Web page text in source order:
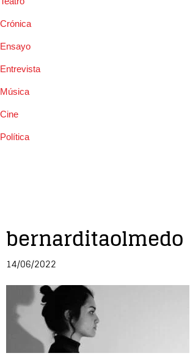
Crónica
Ensayo
Entrevista
Música
Cine
Política
bernarditaolmedo
14/06/2022